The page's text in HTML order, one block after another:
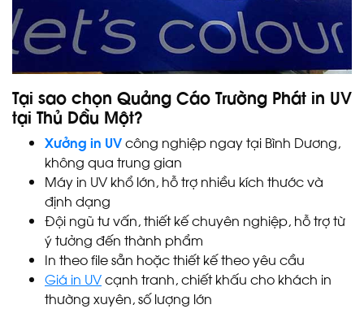
Tại sao chọn Quảng Cáo Trường Phát in UV
tại Thủ Dầu Một?
Xưởng in UVcông nghiệp ngay tại Bình Dương,
không qua trung gian
Máy in UV khổ lớn, hỗ trợ nhiều kích thước và
định dạng
Đội ngũ tư vấn, thiết kế chuyên nghiệp, hỗ trợ từ
ý tưởng đến thành phẩm
In theo file sẵn hoặc thiết kế theo yêu cầu
Giá in UVcạnh tranh, chiết khấu cho khách in
thường xuyên, số lượng lớn